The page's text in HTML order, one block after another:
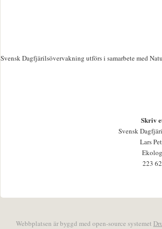
Svensk Dagfjärilsövervakning utförs i samarbete med
Skriv
Svensk
Lars
223
Webbplatsen är byggd med open-source systemet